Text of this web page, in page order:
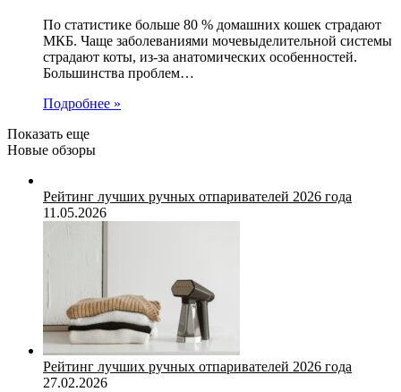
По статистике больше 80 % домашних кошек страдают
МКБ. Чаще заболеваниями мочевыделительной системы
страдают коты, из-за анатомических особенностей.
Большинства проблем…
Подробнее »
Показать еще
Новые обзоры
Рейтинг лучших ручных отпаривателей 2026 года
11.05.2026
Рейтинг лучших ручных отпаривателей 2026 года
27.02.2026